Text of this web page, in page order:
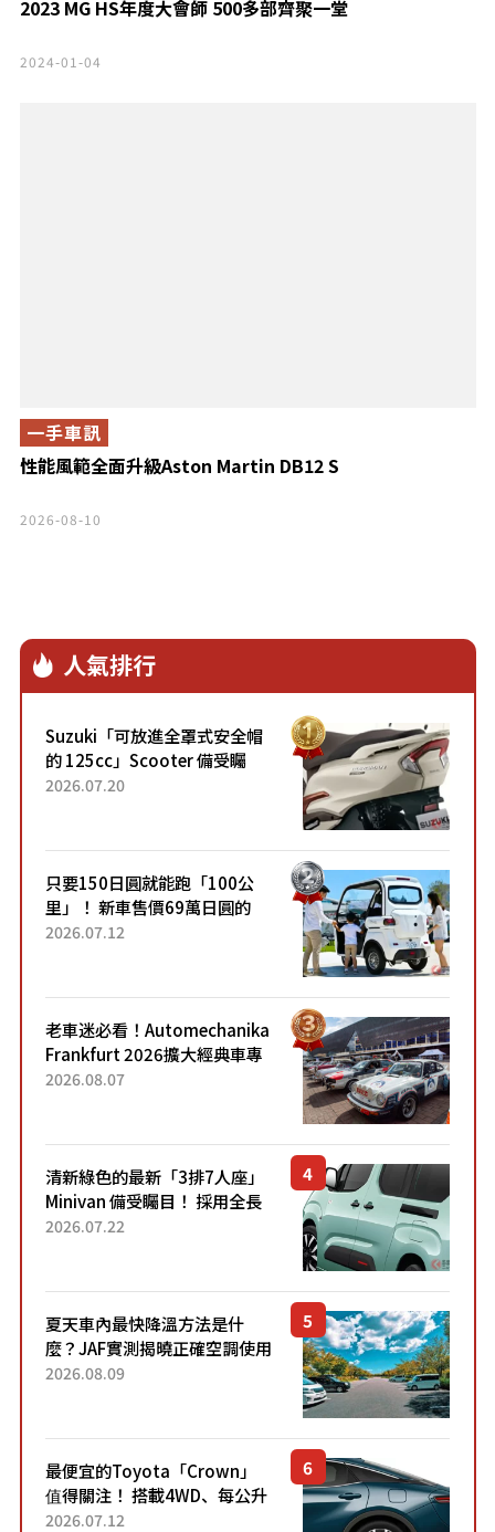
2023 MG HS年度大會師 500多部齊聚一堂
2024-01-04
性能風範全面升級Aston Martin DB12 S
一手車訊
2026-08-10
人氣排行
Suzuki「可放進全罩式安全帽
的 125cc」Scooter 備受矚
目！採用全新流線設計與各項
2026.07.20
只要150日圓就能跑「100公
里」！ 新車售價69萬日圓的
「3人座」Trike大受歡迎！ 順
2026.07.12
老車迷必看！Automechanika
Frankfurt 2026擴大經典車專
區 1954年珍稀古董車現場修復
2026.08.07
清新綠色的最新「3排7人座」
Minivan 備受矚目！ 採用全長
4.7公尺剛剛好的車身尺寸與
2026.07.22
夏天車內最快降溫方法是什
麼？JAF實測揭曉正確空調使用
方式
2026.08.09
最便宜的Toyota「Crown」
值得關注！ 搭載4WD、每公升
22.4公里低油耗表現超亮眼！
2026.07.12